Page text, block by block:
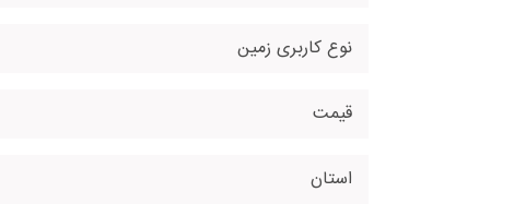
نوع کاربری زمین
قیمت
استان